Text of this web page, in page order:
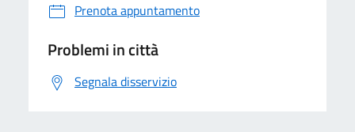
Prenota appuntamento
Problemi in città
Segnala disservizio